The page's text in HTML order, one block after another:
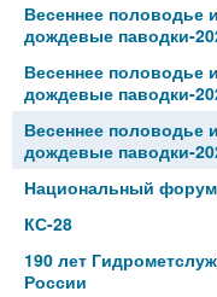
Весеннее половодье и
дождевые паводки-
Весеннее половодье и
дождевые паводки-
Весеннее половодье и
дождевые паводки-
Национальный форум
КС-28
190 лет
России